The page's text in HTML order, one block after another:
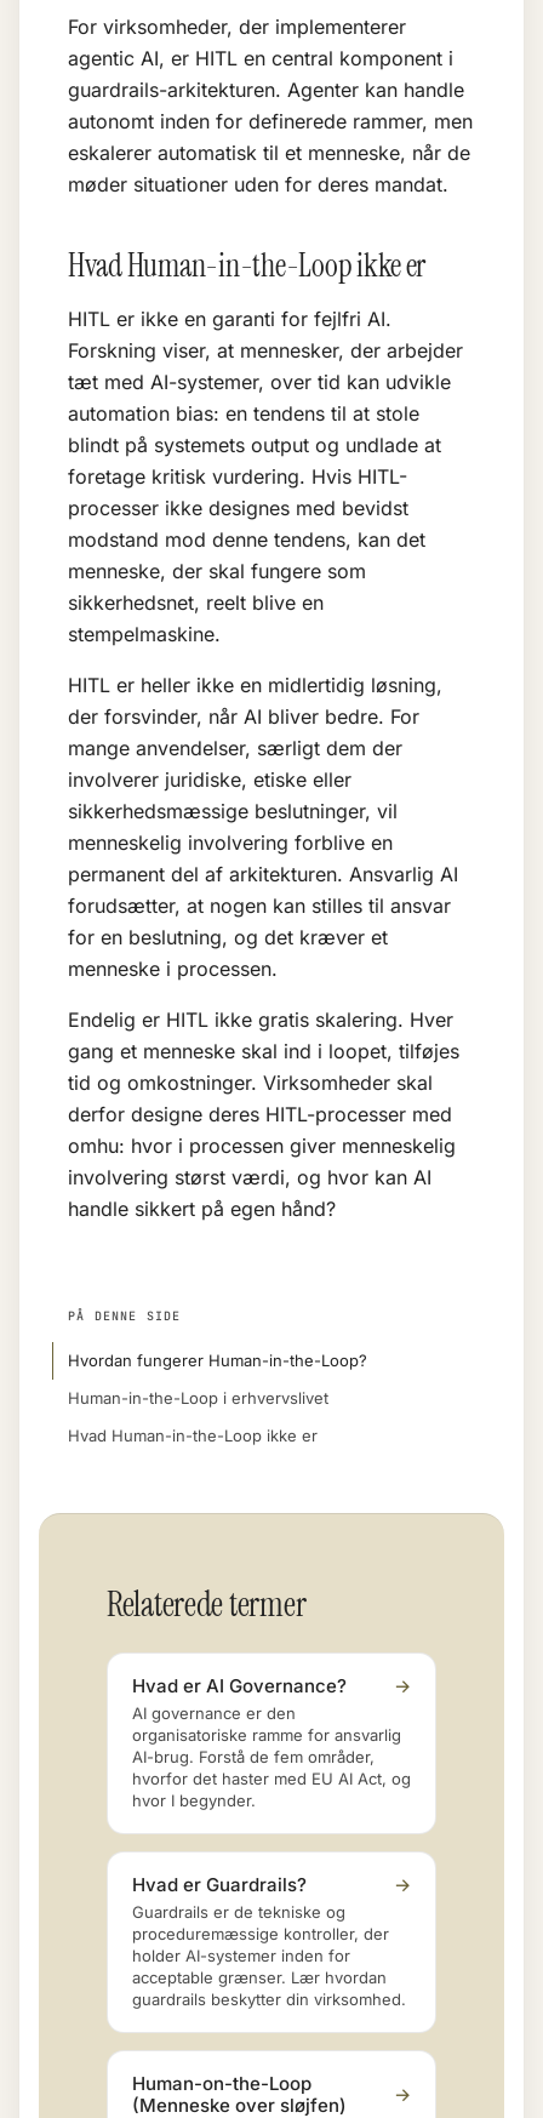
For virksomheder, der implementerer
agentic AI, er HITL en central komponent i
guardrails-arkitekturen. Agenter kan handle
autonomt inden for definerede rammer, men
eskalerer automatisk til et menneske, når de
møder situationer uden for deres mandat.
Hvad Human-in-the-Loop ikke er
HITL er ikke en garanti for fejlfri AI.
Forskning viser, at mennesker, der arbejder
tæt med AI-systemer, over tid kan udvikle
automation bias: en tendens til at stole
blindt på systemets output og undlade at
foretage kritisk vurdering. Hvis HITL-
processer ikke designes med bevidst
modstand mod denne tendens, kan det
menneske, der skal fungere som
sikkerhedsnet, reelt blive en
stempelmaskine.
HITL er heller ikke en midlertidig løsning,
der forsvinder, når AI bliver bedre. For
mange anvendelser, særligt dem der
involverer juridiske, etiske eller
sikkerhedsmæssige beslutninger, vil
menneskelig involvering forblive en
permanent del af arkitekturen. Ansvarlig AI
forudsætter, at nogen kan stilles til ansvar
for en beslutning, og det kræver et
menneske i processen.
Endelig er HITL ikke gratis skalering. Hver
gang et menneske skal ind i loopet, tilføjes
tid og omkostninger. Virksomheder skal
derfor designe deres HITL-processer med
omhu: hvor i processen giver menneskelig
involvering størst værdi, og hvor kan AI
handle sikkert på egen hånd?
PÅ DENNE SIDE
Hvordan fungerer Human-in-the-Loop?
Human-in-the-Loop i erhvervslivet
Hvad Human-in-the-Loop ikke er
Relaterede termer
Hvad er AI Governance? →
AI governance er den
organisatoriske ramme for ansvarlig
AI-brug. Forstå de fem områder,
hvorfor det haster med EU AI Act, og
hvor I begynder.
Hvad er Guardrails? →
Guardrails er de tekniske og
proceduremæssige kontroller, der
holder AI-systemer inden for
acceptable grænser. Lær hvordan
guardrails beskytter din virksomhed.
Human-on-the-Loop
(Menneske over sløjfen)
→